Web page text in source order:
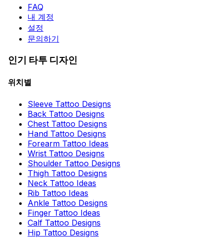
FAQ
내 계정
설정
문의하기
인기 타투 디자인
위치별
Sleeve Tattoo Designs
Back Tattoo Designs
Chest Tattoo Designs
Hand Tattoo Designs
Forearm Tattoo Ideas
Wrist Tattoo Designs
Shoulder Tattoo Designs
Thigh Tattoo Designs
Neck Tattoo Ideas
Rib Tattoo Ideas
Ankle Tattoo Designs
Finger Tattoo Ideas
Calf Tattoo Designs
Hip Tattoo Designs